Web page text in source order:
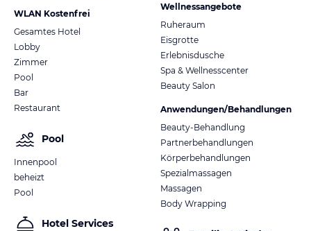
WLAN Kostenfrei
Gesamtes Hotel
Lobby
Zimmer
Pool
Bar
Restaurant
Pool
Innenpool
beheizt
Pool
Hotel Services
Wellnessangebote
Ruheraum
Eisgrotte
Erlebnisdusche
Spa & Wellnesscenter
Beauty Salon
Anwendungen/Behandlungen
Beauty-Behandlung
Partnerbehandlungen
Körperbehandlungen
Spezialmassagen
Massagen
Body Wrapping